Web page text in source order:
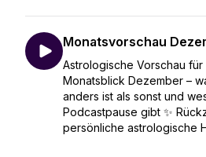
Monatsvorschau
Astrologische Vorschau für
Monatsblick Dezember –
anders ist als sonst und
Podcastpause gibt ✨
persönliche astrologische